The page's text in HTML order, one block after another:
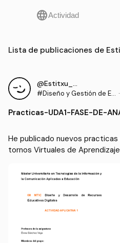
languageActividad
Lista de publicaciones de
@Estitxu_98
#Diseño y Gestión de En
ndizaje
·
Practicas-UDA1-FASE-DE-
He publicado nuevos practicas
tornos Virtuales de